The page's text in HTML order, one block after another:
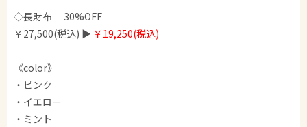
◇長財布 30%OFF
￥27,500(税込) ▶︎ ￥19,250(税込)
《color》
・ピンク
・イエロー
・ミント